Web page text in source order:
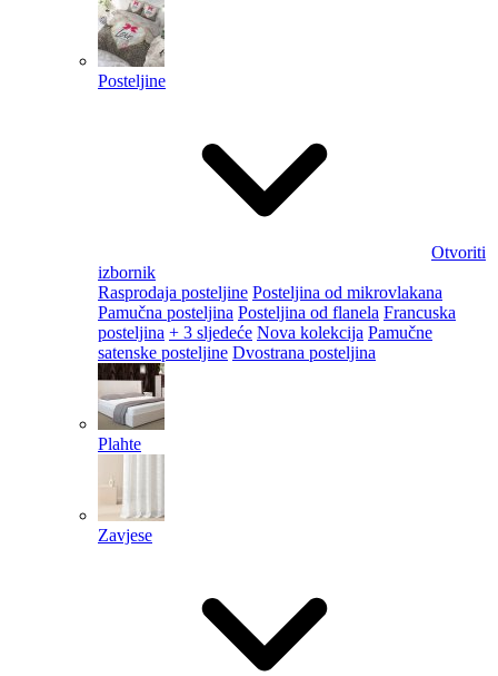
Posteljine
Otvoriti
izbornik
Rasprodaja posteljine Posteljina od mikrovlakana
Pamučna posteljina Posteljina od flanela Francuska
posteljina + 3 sljedeće Nova kolekcija Pamučne
satenske posteljine Dvostrana posteljina
Plahte
Zavjese